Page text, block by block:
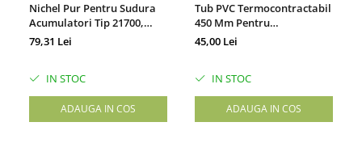
Nichel Pur Pentru Sudura
Acumulatori Tip 21700,
Predecupat Pentru Baterie
79,31 Lei
IN STOC
ADAUGA IN COS
Tub PVC Termocontractabil
450 Mm Pentru
Acumulatori
45,00 Lei
IN STOC
ADAUGA IN COS